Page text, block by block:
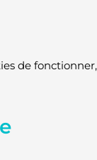
de fonctionner,